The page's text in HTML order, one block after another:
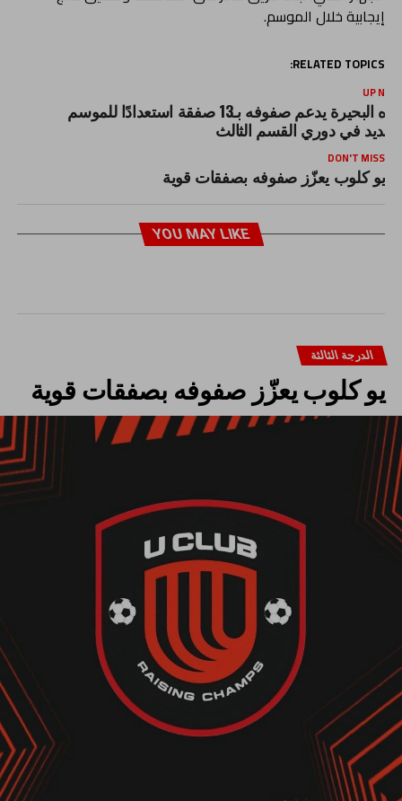
إيجابية خلال الموسم.
RELATED TOPICS:
UP
مياه البحيرة يدعم صفوفه بـ13 صفقة استعدادًا للموسم
في دوري القسم الثالث
DON'T MISS
يو كلوب يعزّز صفوفه بصفقات قوية
YOU MAY LIKE
الدرجة الثالثة
يو كلوب يعزّز صفوفه بصفقات قوية